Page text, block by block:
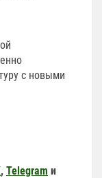
с новыми
, Telegram и